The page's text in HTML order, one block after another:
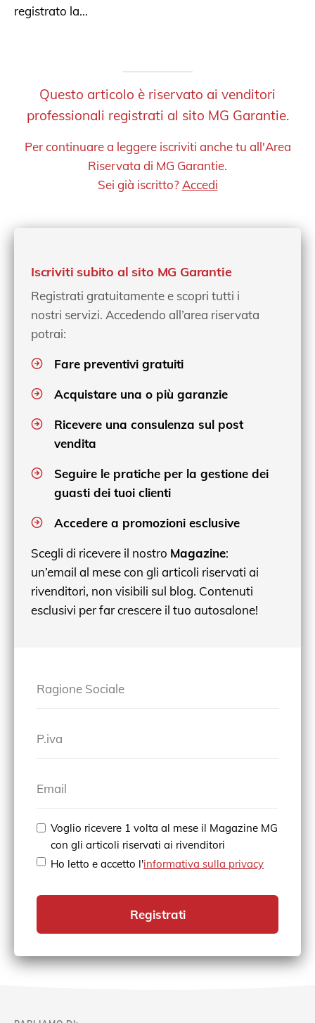
registrato la...
Questo articolo è riservato ai venditori
professionali registrati al sito MG Garantie.
Per continuare a leggere iscriviti anche tu all'Area
Riservata di MG Garantie.
Sei già iscritto? Accedi
Iscriviti subito al sito MG Garantie
Registrati gratuitamente e scopri tutti i
nostri servizi. Accedendo all’area riservata
potrai:
Fare preventivi gratuiti
Acquistare una o più garanzie
Ricevere una consulenza sul post
vendita
Seguire le pratiche per la gestione dei
guasti dei tuoi clienti
Accedere a promozioni esclusive
Scegli di ricevere il nostro Magazine:
un’email al mese con gli articoli riservati ai
rivenditori, non visibili sul blog. Contenuti
esclusivi per far crescere il tuo autosalone!
Ragione Sociale
P.iva
Email
Voglio ricevere 1 volta al mese il Magazine MG
con gli articoli riservati ai rivenditori
Ho letto e accetto l'informativa sulla privacy
Registrati